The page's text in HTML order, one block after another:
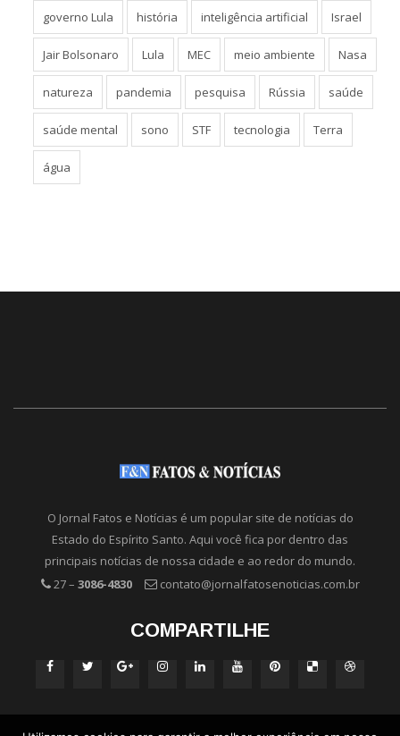
governo Lula história inteligência artificial Israel
Jair Bolsonaro Lula MEC meio ambiente Nasa
natureza pandemia pesquisa Rússia saúde
saúde mental sono STF tecnologia Terra
água
O Jornal Fatos e Notícias é um popular site de notícias do
Estado do Espírito Santo. Aqui você fica por dentro das
principais notícias de nossa cidade e ao redor do mundo.
27 – 3086-4830 contato@jornalfatosenoticias.com.br
COMPARTILHE